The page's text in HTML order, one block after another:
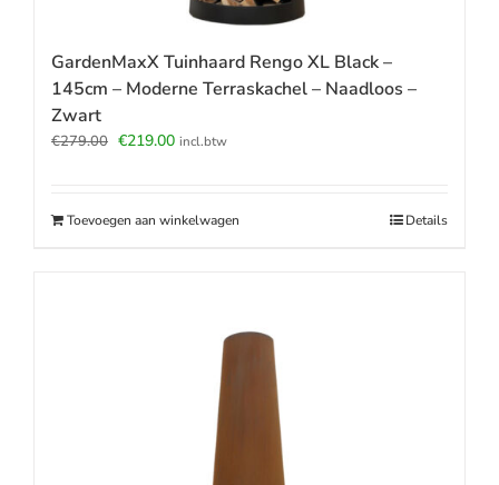
GardenMaxX Tuinhaard Rengo XL Black –
145cm – Moderne Terraskachel – Naadloos –
Zwart
€279.00 Oorspronkelijke
€219.00Huidige
incl.btw
Toevoegen aan winkelwagen Details